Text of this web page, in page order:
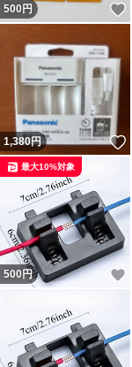
500円
1,380円
500 円
最大10%対象